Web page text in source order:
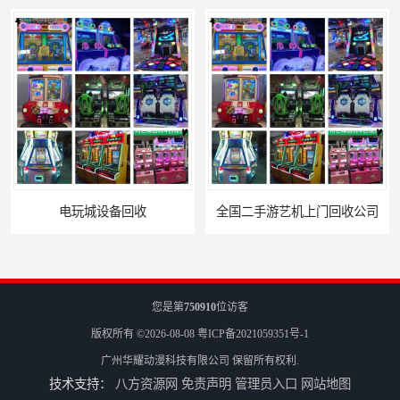
玩城设备回收 全国二手游艺机上门回收公司
您是第750910位访客
版权所有 ©2026-08-08 粤ICP备2021059351号-1
广州华耀动漫科技有限公司 保留所有权利.
技术支持： 八方资源网 免责声明 管理员入口 网站地图